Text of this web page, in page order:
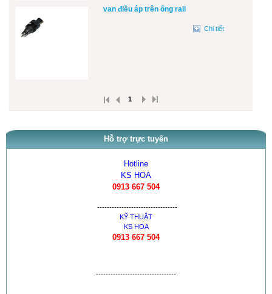
van điều áp trên ống rail
Chi tiết
1
Hỗ trợ trực tuyến
Hotline
KS HOA
0913 667 504
---------------------------------
KỸ THUẬT
KS HOA
0913 667 504
---------------------------------